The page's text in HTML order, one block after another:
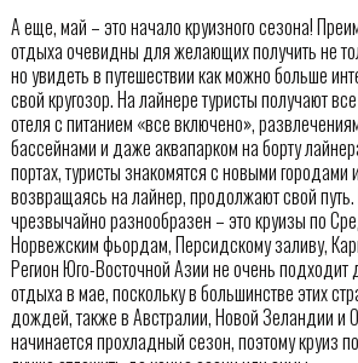
А еще, май – это начало круизного сезона!
отдыха очевидны для желающих получить не
но увидеть в путешествии как можно больше
свой кругозор. На лайнере туристы получают
отеля с питанием «все включено»,
бассейнами и даже аквапарком на борту
портах, туристы знакомятся с новыми городами
возвращаясь на лайнер, продолжают свой
чрезвычайно разнообразен – это круизы по
Норвежским фьордам, Персидскому заливу,
Регион Юго-Восточной Азии не очень подходит
отдыха в мае, поскольку в большинстве этих
дождей, также в Австралии, Новой Зеландии и
начинается прохладный сезон, поэтому круиз